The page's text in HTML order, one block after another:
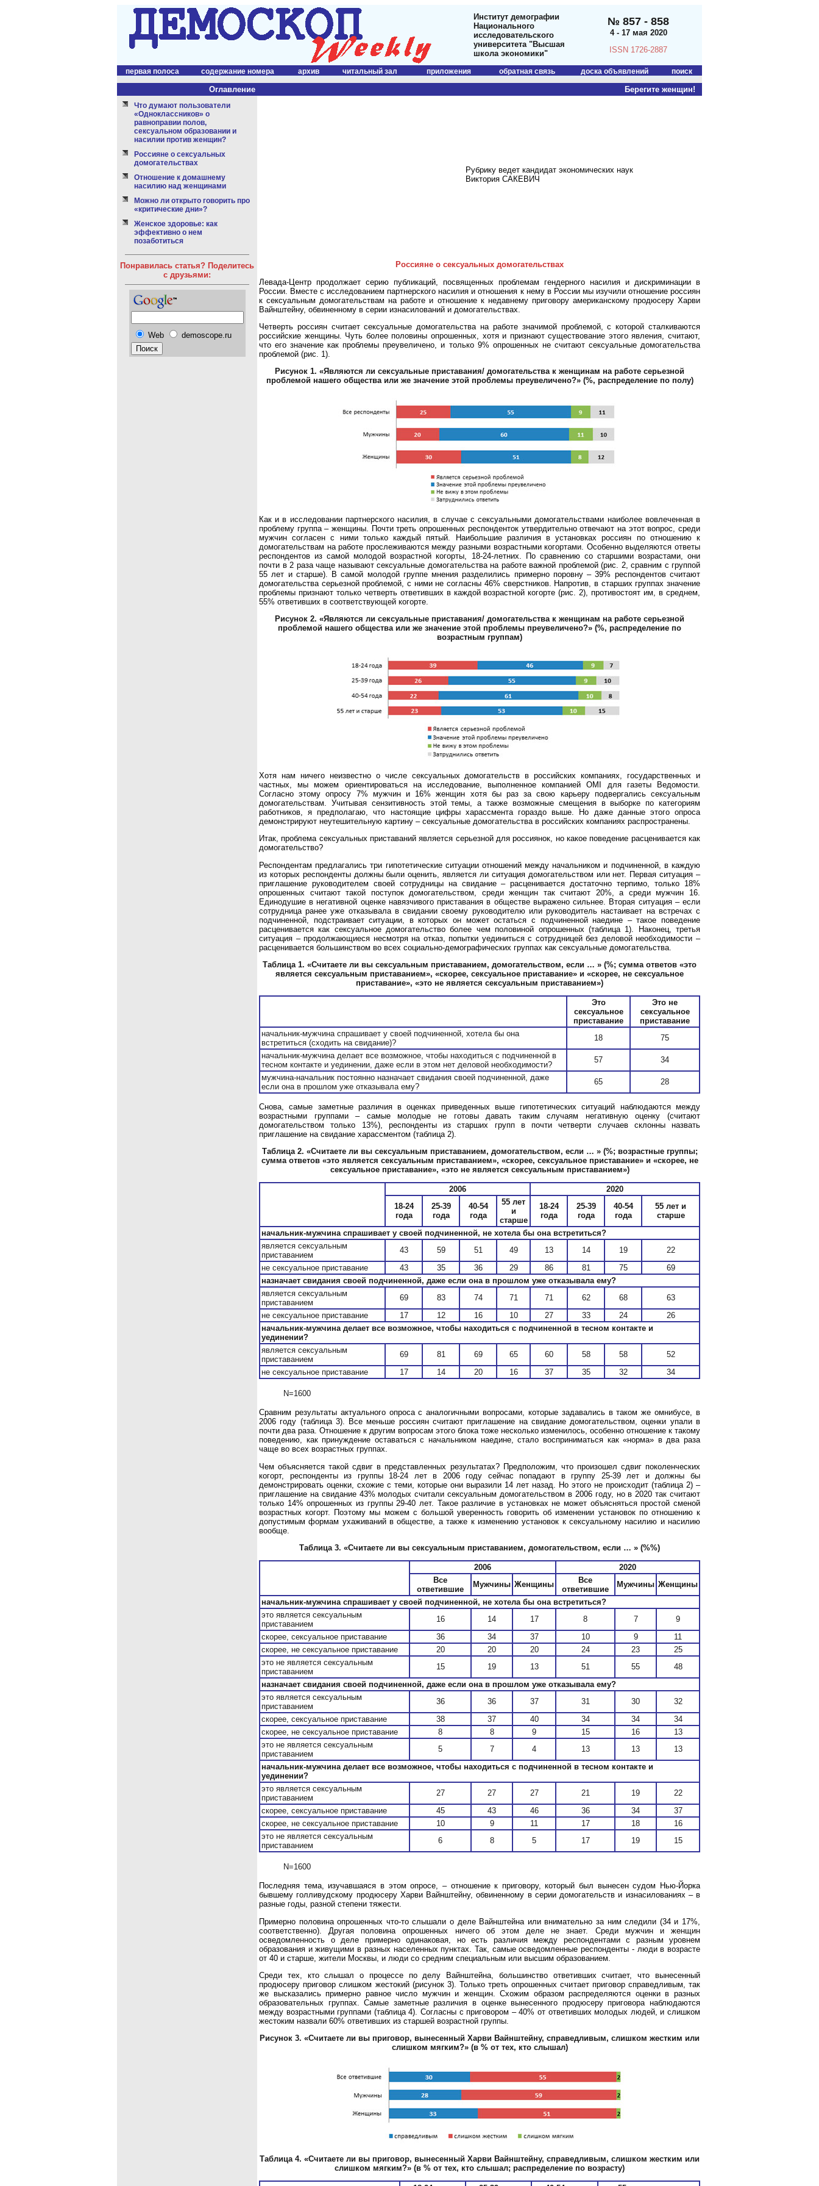
Институт демографии
Национального
исследовательского
университета "Высшая
школа экономики"
№ 857 - 858
4 - 17 мая 2020
ISSN 1726-2887
первая полоса содержание номера архив читальный зал приложения обратная связь доска объявлений поиск
Оглавление Берегите женщин!
Что думают пользователи
«Одноклассников» о
равноправии полов,
сексуальном образовании и
насилии против женщин?
Россияне о сексуальных
домогательствах
Отношение к домашнему
насилию над женщинами
Можно ли открыто говорить про
«критические дни»?
Женское здоровье: как
эффективно о нем
позаботиться
Понравилась статья? Поделитесь
с друзьями:
Web demoscope.ru
Рубрику ведет кандидат экономических наук
Виктория САКЕВИЧ
Россияне о сексуальных домогательствах
Левада-Центр продолжает серию публикаций, посвященных проблемам гендерного насилия и дискриминации в
России. Вместе с исследованием партнерского насилия и отношения к нему в России мы изучили отношение россиян
к сексуальным домогательствам на работе и отношение к недавнему приговору американскому продюсеру Харви
Вайнштейну, обвиненному в серии изнасилований и домогательствах.
Четверть россиян считает сексуальные домогательства на работе значимой проблемой, с которой сталкиваются
российские женщины. Чуть более половины опрошенных, хотя и признают существование этого явления, считают,
что его значение как проблемы преувеличено, и только 9% опрошенных не считают сексуальные домогательства
проблемой (рис. 1).
Рисунок 1. «Являются ли сексуальные приставания/ домогательства к женщинам на работе серьезной
проблемой нашего общества или же значение этой проблемы преувеличено?»(%, распределение по полу)
Как и в исследовании партнерского насилия, в случае с сексуальными домогательствами наиболее вовлеченная в
проблему группа – женщины. Почти треть опрошенных респонденток утвердительно отвечают на этот вопрос, среди
мужчин согласен с ними только каждый пятый. Наибольшие различия в установках россиян по отношению к
домогательствам на работе прослеживаются между разными возрастными когортами. Особенно выделяются ответы
респондентов из самой молодой возрастной когорты, 18-24-летних. По сравнению со старшими возрастами, они
почти в 2 раза чаще называют сексуальные домогательства на работе важной проблемой (рис. 2, сравним с группой
55 лет и старше). В самой молодой группе мнения разделились примерно поровну – 39% респондентов считают
домогательства серьезной проблемой, с ними не согласны 46% сверстников. Напротив, в старших группах значение
проблемы признают только четверть ответивших в каждой возрастной когорте (рис. 2), противостоят им, в среднем,
55% ответивших в соответствующей когорте.
Рисунок 2. «Являются ли сексуальные приставания/ домогательства к женщинам на работе серьезной
проблемой нашего общества или же значение этой проблемы преувеличено?» (%, распределение по
возрастным группам)
Хотя нам ничего неизвестно о числе сексуальных домогательств в российских компаниях, государственных и
частных, мы можем ориентироваться на исследование, выполненное компанией OMI для газеты Ведомости.
Согласно этому опросу 7% мужчин и 16% женщин хотя бы раз за свою карьеру подвергались сексуальным
домогательствам. Учитывая сензитивность этой темы, а также возможные смещения в выборке по категориям
работников, я предполагаю, что настоящие цифры харассмента гораздо выше. Но даже данные этого опроса
демонстрируют неутешительную картину – сексуальные домогательства в российских компаниях распространены.
Итак, проблема сексуальных приставаний является серьезной для россиянок, но какое поведение расценивается как
домогательство?
Респондентам предлагались три гипотетические ситуации отношений между начальником и подчиненной, в каждую
из которых респонденты должны были оценить, является ли ситуация домогательством или нет. Первая ситуация –
приглашение руководителем своей сотрудницы на свидание – расценивается достаточно терпимо, только 18%
опрошенных считают такой поступок домогательством, среди женщин так считают 20%, а среди мужчин 16.
Единодушие в негативной оценке навязчивого приставания в обществе выражено сильнее. Вторая ситуация – если
сотрудница ранее уже отказывала в свидании своему руководителю или руководитель настаивает на встречах с
подчиненной, подстраивает ситуации, в которых он может остаться с подчиненной наедине – такое поведение
расценивается как сексуальное домогательство более чем половиной опрошенных (таблица 1). Наконец, третья
ситуация – продолжающиеся несмотря на отказ, попытки уединиться с сотрудницей без деловой необходимости –
расценивается большинством во всех социально-демографических группах как сексуальные домогательства.
Таблица 1. «Считаете ли вы сексуальным приставанием, домогательством, если … » (%; сумма ответов «это
является сексуальным приставанием», «скорее, сексуальное приставание» и «скорее, не сексуальное
приставание», «это не является сексуальным приставанием»)
Это
сексуальное
приставание
Это не
сексуальное
приставание
начальник-мужчина спрашивает у своей подчиненной, хотела бы она
встретиться (сходить на свидание)?
18
75
начальник-мужчина делает все возможное, чтобы находиться с подчиненной в
тесном контакте и уединении, даже если в этом нет деловой необходимости?
57
34
мужчина-начальник постоянно назначает свидания своей подчиненной, даже
если она в прошлом уже отказывала ему?
65 28
Снова, самые заметные различия в оценках приведенных выше гипотетических ситуаций наблюдаются между
возрастными группами – самые молодые не готовы давать таким случаям негативную оценку (считают
домогательством только 13%), респонденты из старших групп в почти четверти случаев склонны назвать
приглашение на свидание харассментом (таблица 2).
Таблица 2. «Считаете ли вы сексуальным приставанием, домогательством, если … »(%; возрастные группы;
сумма ответов «это является сексуальным приставанием», «скорее, сексуальное приставание» и «скорее, не
сексуальное приставание», «это не является сексуальным приставанием»)
2006
2020
18-24
года
25-39
года
40-54
года
55 лет
и
старше
18-24
года
25-39
года
40-54
года
55 лет и
старше
начальник-мужчина спрашивает у своей подчиненной, не хотела бы она встретиться?
является сексуальным
приставанием
43 59 51 49 13 14 19
22
не сексуальное приставание
43 35 36 29 86 81 75
69
назначает свидания своей подчиненной, даже если она в прошлом уже отказывала ему?
является сексуальным
приставанием
69 83 74 71 71 62 68
63
не сексуальное приставание
17 12 16 10 27 33 24
26
начальник-мужчина делает все возможное, чтобы находиться с подчиненной в тесном контакте и
уединении?
является сексуальным
приставанием
69 81 69 65 60 58 58
52
не сексуальное приставание
17 14 20 16 37 35 32 34
N=1600
Сравним результаты актуального опроса с аналогичными вопросами, которые задавались в таком же омнибусе, в
2006 году (таблица 3). Все меньше россиян считают приглашение на свидание домогательством, оценки упали в
почти два раза. Отношение к другим вопросам этого блока тоже несколько изменилось, особенно отношение к такому
поведению, как принуждение оставаться с начальником наедине, стало восприниматься как «норма» в два раза
чаще во всех возрастных группах.
Чем объясняется такой сдвиг в представленных результатах? Предположим, что произошел сдвиг поколенческих
когорт, респонденты из группы 18-24 лет в 2006 году сейчас попадают в группу 25-39 лет и должны бы
демонстрировать оценки, схожие с теми, которые они выразили 14 лет назад. Но этого не происходит (таблица 2) –
приглашение на свидание 43% молодых считали сексуальным домогательством в 2006 году, но в 2020 так считают
только 14% опрошенных из группы 29-40 лет. Такое различие в установках не может объясняться простой сменой
возрастных когорт. Поэтому мы можем с большой уверенность говорить об изменении установок по отношению к
допустимым формам ухаживаний в обществе, а также к изменению установок к сексуальному насилию и насилию
вообще.
Таблица 3. «Считаете ли вы сексуальным приставанием, домогательством, если … » (%%)
2006
2020
Все
ответившие
Мужчины Женщины
Все
ответившие
Мужчины Женщины
начальник-мужчина спрашивает у своей подчиненной, не хотела бы она встретиться?
это является сексуальным
приставанием
16 14 17 8 7
9
скорее, сексуальное приставание
36 34 37 10 9
11
скорее, не сексуальное приставание
20 20 20 24 23
25
это не является сексуальным
приставанием
15 19 13 51 55
48
назначает свидания своей подчиненной, даже если она в прошлом уже отказывала ему?
это является сексуальным
приставанием
36 36 37 31 30
32
скорее, сексуальное приставание
38 37 40 34 34
34
скорее, не сексуальное приставание
8 8 9 15 16
13
это не является сексуальным
приставанием
5 7 4 13 13
13
начальник-мужчина делает все возможное, чтобы находиться с подчиненной в тесном контакте и
уединении?
это является сексуальным
приставанием
27 27 27 21 19
22
скорее, сексуальное приставание
45 43 46 36 34
37
скорее, не сексуальное приставание
10 9 11 17 18
16
это не является сексуальным
приставанием
6 8 5 17 19 15
N=1600
Последняя тема, изучавшаяся в этом опросе, – отношение к приговору, который был вынесен судом Нью-Йорка
бывшему голливудскому продюсеру Харви Вайнштейну, обвиненному в серии домогательств и изнасилованиях – в
разные годы, разной степени тяжести.
Примерно половина опрошенных что-то слышали о деле Вайнштейна или внимательно за ним следили (34 и 17%,
соответственно). Другая половина опрошенных ничего об этом деле не знает. Среди мужчин и женщин
осведомленность о деле примерно одинаковая, но есть различия между респондентами с разным уровнем
образования и живущими в разных населенных пунктах. Так, самые осведомленные респонденты - люди в возрасте
от 40 и старше, жители Москвы, и люди со средним специальным или высшим образованием.
Среди тех, кто слышал о процессе по делу Вайнштейна, большинство ответивших считает, что вынесенный
продюсеру приговор слишком жестокий (рисунок 3). Только треть опрошенных считает приговор справедливым, так
же высказались примерно равное число мужчин и женщин. Схожим образом распределяются оценки в разных
образовательных группах. Самые заметные различия в оценке вынесенного продюсеру приговора наблюдаются
между возрастными группами (таблица 4). Согласны с приговором – 40% от ответивших молодых людей, и слишком
жестоким назвали 60% ответивших из старшей возрастной группы.
Рисунок 3. «Считаете ли вы приговор, вынесенный Харви Вайнштейну, справедливым, слишком жестким или
слишком мягким?»(в % от тех, кто слышал)
Таблица 4. «Считаете ли вы приговор, вынесенный Харви Вайнштейну, справедливым, слишком жестким или
слишком мягким?» (в % от тех, кто слышал; распределение по возрасту)